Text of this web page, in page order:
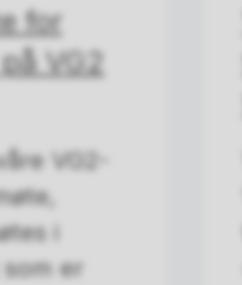
for
VG2
VG2-
i
er